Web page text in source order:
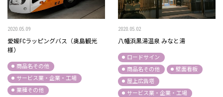
2020.05.09
愛媛FCラッピングバス（奥島観光
様）
商品名その他
サービス業・企業・工場
業種その他
2020.05.02
八幡浜黒湯温泉 みなと湯
ロードサイン
商品名その他
壁面看板
屋上広告塔
サービス業・企業・工場